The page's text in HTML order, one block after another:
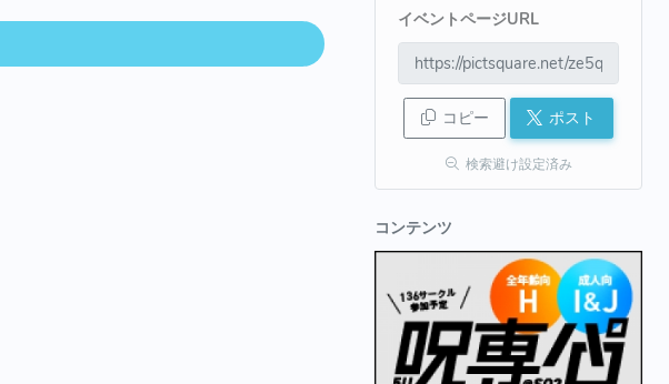
イベントページURL
コピー ポスト
検索避け設定済み
コンテンツ